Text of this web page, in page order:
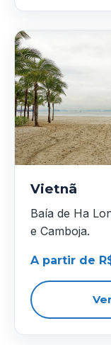
Vietnã
Baía de Ha
e Camboja.
A partir de